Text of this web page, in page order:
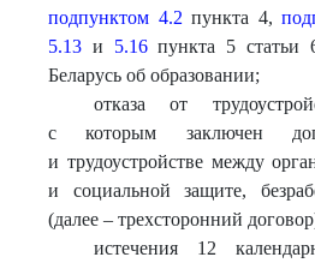
подпунктом 4.2 пункта 4,
5.13 и 5.16пункта 5 статьи
Беларусь об образовании;
отказа от
с которым заключен
и трудоустройстве между
и социальной защите,
(далее – трехсторонний
истечения 12